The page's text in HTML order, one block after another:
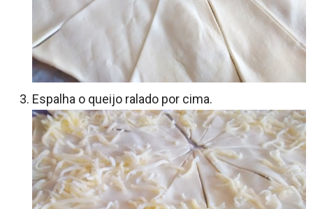
Espalha o queijo ralado por cima.